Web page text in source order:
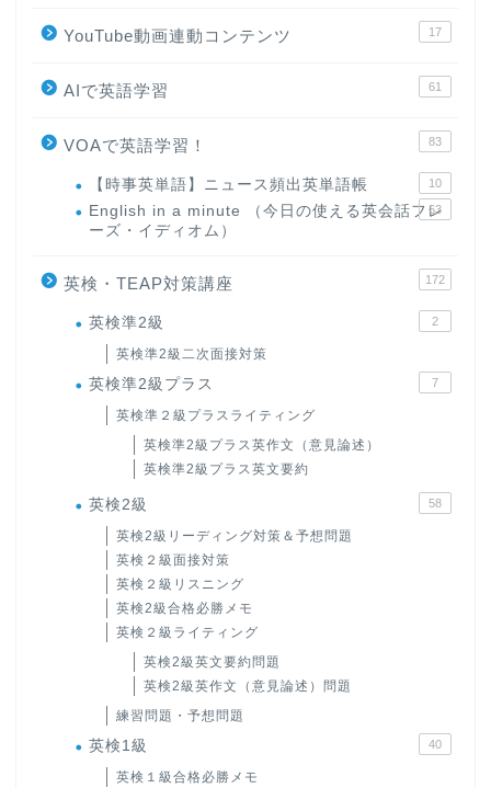
YouTube動画連動コンテンツ 17
AIで英語学習 61
VOAで英語学習！ 83
【時事英単語】ニュース頻出英単語帳 10
English in a minute （今日の使える英会話フレ
ーズ・イディオム）
63
英検・TEAP対策講座 172
英検準2級 2
英検準2級二次面接対策
英検準2級プラス 7
英検準２級プラスライティング
英検準2級プラス英作文（意見論述）
英検準2級プラス英文要約
英検2級 58
英検2級リーディング対策＆予想問題
英検２級面接対策
英検２級リスニング
英検2級合格必勝メモ
英検２級ライティング
英検2級英文要約問題
英検2級英作文（意見論述）問題
練習問題・予想問題
英検1級 40
英検１級合格必勝メモ